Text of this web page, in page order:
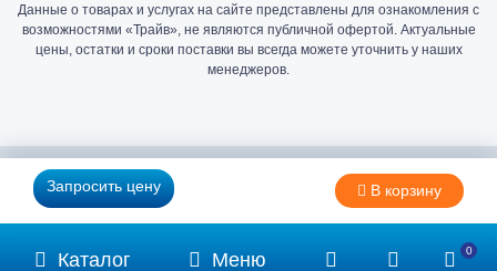
Запросить цену В корзину
Данные о товарах и услугах на сайте представлены для ознакомления с
возможностями «Трайв», не являются публичной офертой. Актуальные
цены, остатки и сроки поставки вы всегда можете уточнить у наших
менеджеров.
Главный
в
Санкт-
Петербурге
2006 - 2026 © Компания «Трайв» производитель и дистрибьютор
Политика конфиденциальности
Каталог Меню 0